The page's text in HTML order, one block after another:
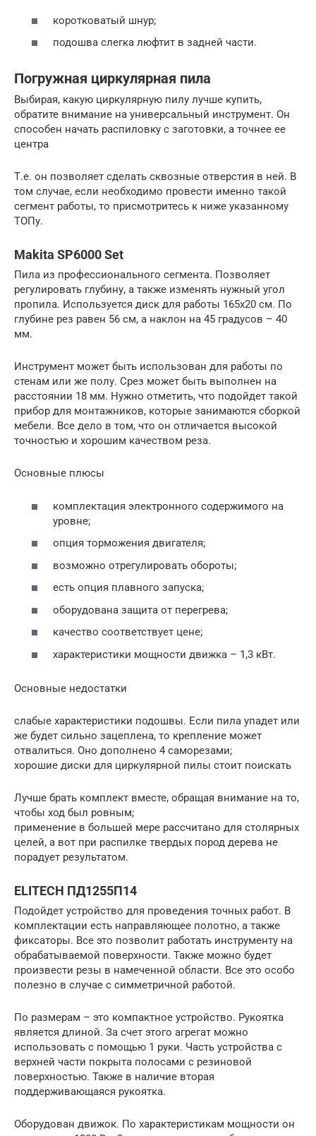
коротковатый шнур;
подошва слегка люфтит в задней части.
Погружная циркулярная пила
Выбирая, какую циркулярную пилу лучше купить,
обратите внимание на универсальный инструмент. Он
способен начать распиловку с заготовки, а точнее ее
центра
Т.е. он позволяет сделать сквозные отверстия в ней. В
том случае, если необходимо провести именно такой
сегмент работы, то присмотритесь к ниже указанному
ТОПу.
Makita SP6000 Set
Пила из профессионального сегмента. Позволяет
регулировать глубину, а также изменять нужный угол
пропила. Используется диск для работы 165х20 см. По
глубине рез равен 56 см, а наклон на 45 градусов – 40
мм.
Инструмент может быть использован для работы по
стенам или же полу. Срез может быть выполнен на
расстоянии 18 мм. Нужно отметить, что подойдет такой
прибор для монтажников, которые занимаются сборкой
мебели. Все дело в том, что он отличается высокой
точностью и хорошим качеством реза.
Основные плюсы
комплектация электронного содержимого на
уровне;
опция торможения двигателя;
возможно отрегулировать обороты;
есть опция плавного запуска;
оборудована защита от перегрева;
качество соответствует цене;
характеристики мощности движка – 1,3 кВт.
Основные недостатки
слабые характеристики подошвы. Если пила упадет или
же будет сильно зацеплена, то крепление может
отвалиться. Оно дополнено 4 саморезами;
хорошие диски для циркулярной пилы стоит поискать
Лучше брать комплект вместе, обращая внимание на то,
чтобы ход был ровным;
применение в большей мере рассчитано для столярных
целей, а вот при распилке твердых пород дерева не
порадует результатом.
ELITECH ПД1255П14
Подойдет устройство для проведения точных работ. В
комплектации есть направляющее полотно, а также
фиксаторы. Все это позволит работать инструменту на
обрабатываемой поверхности. Также можно будет
произвести резы в намеченной области. Все это особо
полезно в случае с симметричной работой.
По размерам – это компактное устройство. Рукоятка
является длиной. За счет этого агрегат можно
использовать с помощью 1 руки. Часть устройства с
верхней части покрыта полосами с резиновой
поверхностью. Также в наличие вторая
поддерживающаяся рукоятка.
Оборудован движок. По характеристикам мощности он